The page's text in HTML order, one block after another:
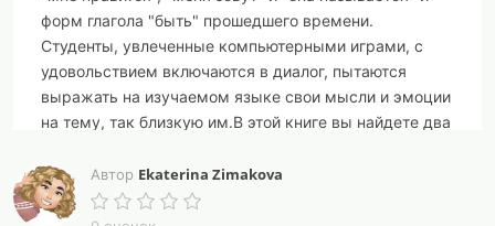
форм глагола "быть" прошедшего времени.
Студенты, увлеченные компьютерными играми, с
удовольствием включаются в диалог, пытаются
выражать на изучаемом языке свои мысли и эмоции
на тему, так близкую им.В этой книге вы найдете два
интерактивные игры на закрепление фраз "у него\неё
есть" и на отработку постановки глагола "быть" в
Автор Ekaterina Zimakova